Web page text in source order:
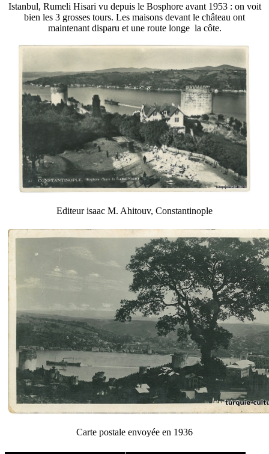
Istanbul, Rumeli Hisari vu depuis le Bosphore avant 1953 : on voit
bien les 3 grosses tours. Les maisons devant le château ont
maintenant disparu et une route longe la côte.
Editeur isaac M. Ahitouv, Constantinople
Carte postale envoyée en 1936